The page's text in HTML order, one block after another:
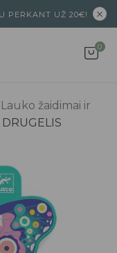
PERKANT UŽ 20€!
0
Lauko žaidimai ir